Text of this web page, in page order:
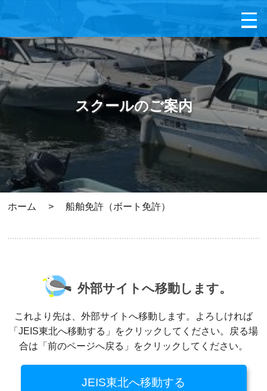
スクールのご案内
ホーム >船舶免許（ボート免許）
外部サイトへ移動します。
これより先は、外部サイトへ移動します。よろしければ
「JEIS東北へ移動する」をクリックしてください。戻る場
合は「前のページへ戻る」をクリックしてください。